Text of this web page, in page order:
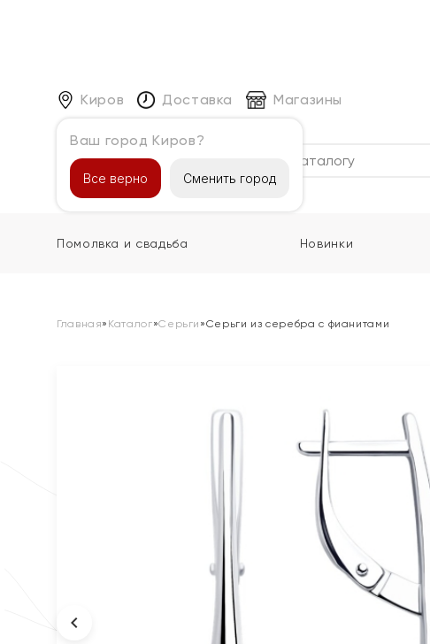
Киров
Ваш город Киров?
Все верно Сменить город
Доставка Магазины
Каталог
Помолвка и свадьба Новинки
Главная» Каталог»Серьги »Серьги из серебра с фианитами